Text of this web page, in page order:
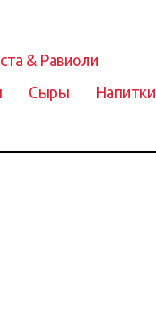
& Равиоли
Сыры
Напитки